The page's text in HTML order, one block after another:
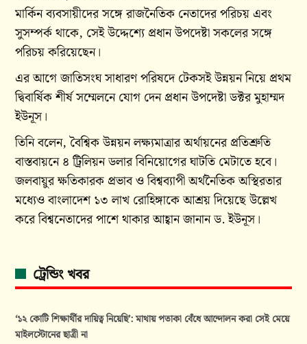
মার্কিন ব্যবসায়ীদের সঙ্গে রাজনৈতিক নেতাদের পরিচয় এবং
সুসম্পর্ক থাকে, সেই উদ্দেশ্যে প্রধান উপদেষ্টা সকলের সঙ্গে
পরিচয় করিয়েছেন।
এর আগে জাতিসংঘ সাধারণ পরিষদে টেকসই উন্নয়ন নিয়ে প্রথম
দ্বিবার্ষিক শীর্ষ সম্মেলনে যোগ দেন প্রধান উপদেষ্টা ডক্টর মুহাম্মদ
ইউনূস।
তিনি বলেন, বৈশ্বিক উন্নয়ন লক্ষ্যমাত্রার অর্থায়নের প্রতিশ্রুতি
বাস্তবায়নে ৪ ট্রিলিয়ন ডলার বিনিয়োগের ঘাটতি মেটাতে হবে।
জলবায়ুর ক্ষতিকারক প্রভাব ও বিশ্বব্যাপী অর্থনৈতিক অস্থিরতার
মধ্যেও বাংলাদেশ ১৩ লাখ রোহিঙ্গাকে আশ্রয় দিয়েছে উল্লেখ
করে বিশ্বনেতাদের পাশে থাকার আহ্বান জানান ড. ইউনূস।
ট্রেন্ডিং খবর
‘১২ কোটি শিক্ষার্থীর দায়িত্ব নিয়েছি’: মাথায় পতাকা বেঁধে আন্দোলন করা সেই মেয়ে
মাইলস্টোনের ছাত্রী না